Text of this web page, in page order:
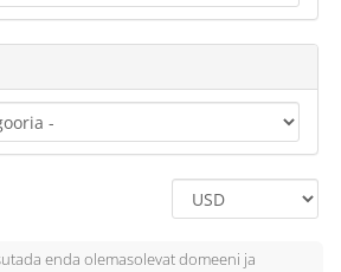
enda olemasolevat domeeni ja